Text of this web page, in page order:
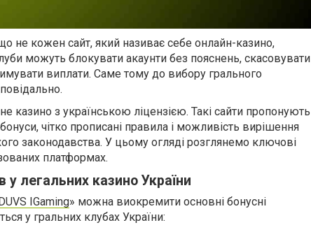
не кожен сайт, який називає себе онлайн-казино,
можуть блокувати акаунти без пояснень, скасовувати
виплати. Саме тому до вибору грального
казино з українською ліцензією. Такі сайти пропонують
чітко прописані правила і можливість вирішення
законодавства. У цьому огляді розглянемо ключові
платформах.
у легальних казино України
IGaming» можна виокремити основні бонусні
у гральних клубах України: